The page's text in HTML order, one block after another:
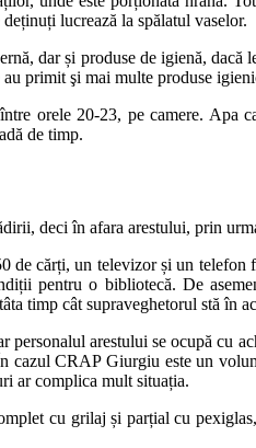
lucrează la spălatul vaselor.
dar și produse de igienă,
primit şi mai multe produse
orele 20-23, pe camere.
de timp.
deci în afara arestului, prin
cărți, un televizor și un
pentru o bibliotecă. De
timp cât supraveghetorul stă în
arestului se ocupă cu
cazul CRAP Giurgiu este un
ar complica mult situația.
cu grilaj și parțial cu